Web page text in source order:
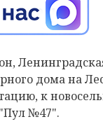
дома на
к
№47".